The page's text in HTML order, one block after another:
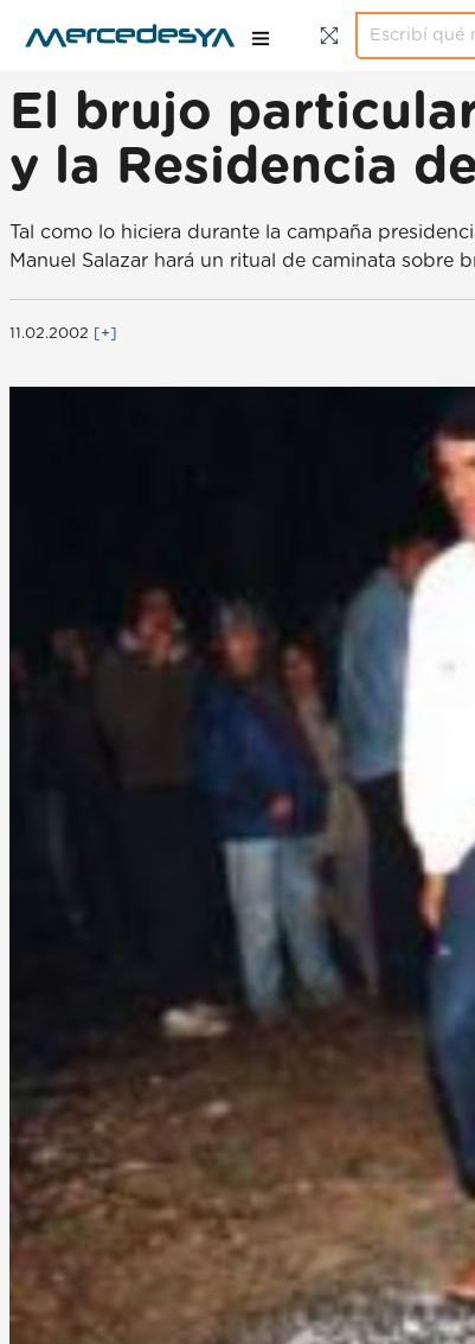
El brujo
y la Residencia
Tal como lo hiciera durante la campaña
Manuel Salazar hará un ritual de caminata sobre
11.02.2002 [+]